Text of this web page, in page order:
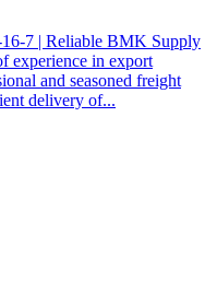
7 | Reliable BMK Supply
experience in export
and seasoned freight
delivery of...